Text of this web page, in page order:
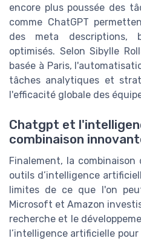
encore plus poussée des
comme ChatGPT
des meta
optimisés. Selon Sibylle
basée à Paris,
tâches analytiques et
l'efficacité globale des
Chatgpt et
combinaison
Finalement, la
outils d’intelligence
limites de ce que l'on
Microsoft et Amazon
recherche et le
l’intelligence artificielle pour